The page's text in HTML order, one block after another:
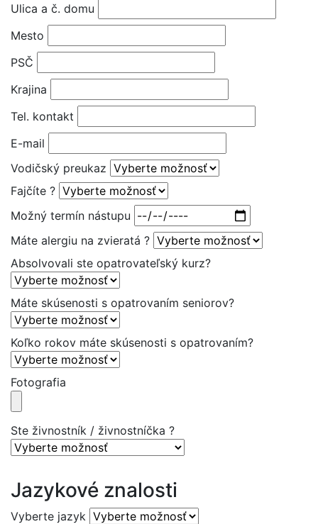
Ulica a č. domu
Mesto
PSČ
Krajina
Tel. kontakt
E-mail
Vodičský preukaz
Fajčíte ?
Možný termín nástupu
Máte alergiu na zvieratá ?
Absolvovali ste opatrovateľský kurz?
Máte skúsenosti s opatrovaním seniorov?
Koľko rokov máte skúsenosti s opatrovaním?
Fotografia
Ste živnostník / živnostníčka ?
Jazykové znalosti
Vyberte jazyk